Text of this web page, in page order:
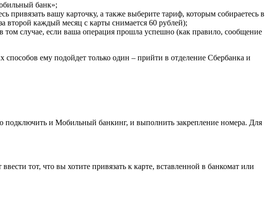
банк»;
привязать вашу карточку, а также выберите тариф, которым собираетесь в
второй каждый месяц с карты снимается 60 рублей);
том случае, если ваша операция прошла успешно (как правило, сообщение
ему подойдет только один – прийти в отделение Сбербанка и
и Мобильный банкинг, и выполнить закрепление номера. Для
тот, что вы хотите привязать к карте, вставленной в банкомат или